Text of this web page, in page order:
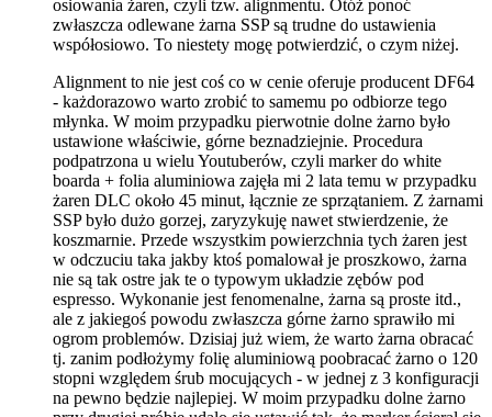
osiowania żaren, czyli tzw. alignmentu. Otóż ponoć
zwłaszcza odlewane żarna SSP są trudne do ustawienia
współosiowo. To niestety mogę potwierdzić, o czym niżej.
Alignment to nie jest coś co w cenie oferuje producent DF64
- każdorazowo warto zrobić to samemu po odbiorze tego
młynka. W moim przypadku pierwotnie dolne żarno było
ustawione właściwie, górne beznadziejnie. Procedura
podpatrzona u wielu Youtuberów, czyli marker do white
boarda + folia aluminiowa zajęła mi 2 lata temu w przypadku
żaren DLC około 45 minut, łącznie ze sprzątaniem. Z żarnami
SSP było dużo gorzej, zaryzykuję nawet stwierdzenie, że
koszmarnie. Przede wszystkim powierzchnia tych żaren jest
w odczuciu taka jakby ktoś pomalował je proszkowo, żarna
nie są tak ostre jak te o typowym układzie zębów pod
espresso. Wykonanie jest fenomenalne, żarna są proste itd.,
ale z jakiegoś powodu zwłaszcza górne żarno sprawiło mi
ogrom problemów. Dzisiaj już wiem, że warto żarna obracać
tj. zanim podłożymy folię aluminiową poobracać żarno o 120
stopni względem śrub mocujących - w jednej z 3 konfiguracji
na pewno będzie najlepiej. W moim przypadku dolne żarno